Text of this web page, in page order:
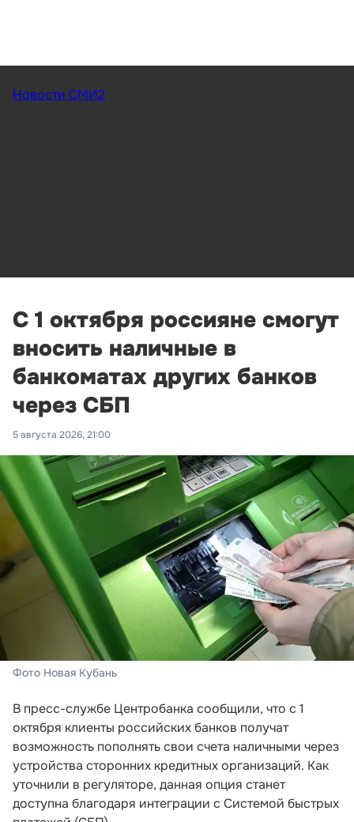
Новости СМИ2
С 1 октября россияне смогут
вносить наличные в
банкоматах других банков
через СБП
5 августа 2026, 21:00
Фото Новая Кубань
В пресс-службе Центробанка сообщили, что с 1
октября клиенты российских банков получат
возможность пополнять свои счета наличными через
устройства сторонних кредитных организаций. Как
уточнили в регуляторе, данная опция станет
доступна благодаря интеграции с Системой быстрых